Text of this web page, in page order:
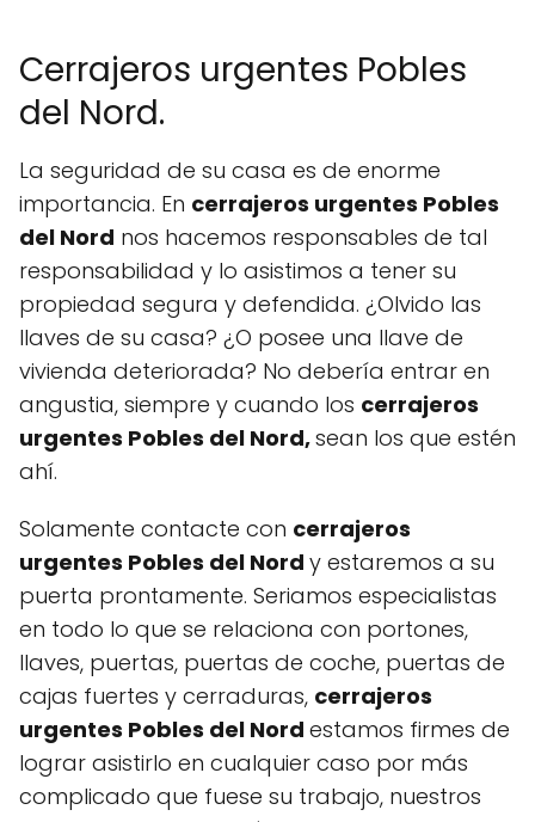
Cerrajeros urgentes Pobles
del Nord.
La seguridad de su casa es de enorme
importancia. En cerrajeros urgentes Pobles
del Nord nos hacemos responsables de tal
responsabilidad y lo asistimos a tener su
propiedad segura y defendida. ¿Olvido las
llaves de su casa? ¿O posee una llave de
vivienda deteriorada? No debería entrar en
angustia, siempre y cuando los cerrajeros
urgentes Pobles del Nord,sean los que estén
ahí.
Solamente contacte con cerrajeros
urgentes Pobles del Nord y estaremos a su
puerta prontamente. Seriamos especialistas
en todo lo que se relaciona con portones,
llaves, puertas, puertas de coche, puertas de
cajas fuertes y cerraduras, cerrajeros
urgentes Pobles del Nord estamos firmes de
lograr asistirlo en cualquier caso por más
complicado que fuese su trabajo, nuestros